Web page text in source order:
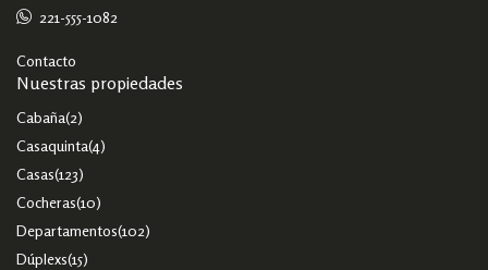
221-555-1082
Contacto
Nuestras propiedades
Cabaña(2)
Casaquinta(4)
Casas(123)
Cocheras(10)
Departamentos(102)
Dúplexs(15)